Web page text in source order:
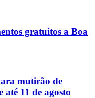
gratuitos a Boa
mutirão de
até 11 de agosto